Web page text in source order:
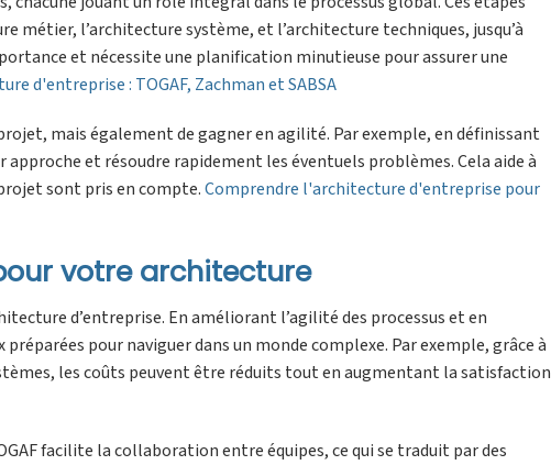
l’architecture système, et l’architecture techniques, jusqu’à
et nécessite une planification minutieuse pour assurer une
d'entreprise : TOGAF, Zachman et SABSA
mais également de gagner en agilité. Par exemple, en définissant
et résoudre rapidement les éventuels problèmes. Cela aide à
sont pris en compte.Comprendre l'architecture d'entreprise pour
votre architecture
d’entreprise. En améliorant l’agilité des processus et en
pour naviguer dans un monde complexe. Par exemple, grâce à
les coûts peuvent être réduits tout en augmentant la satisfaction
facilite la collaboration entre équipes, ce qui se traduit par des